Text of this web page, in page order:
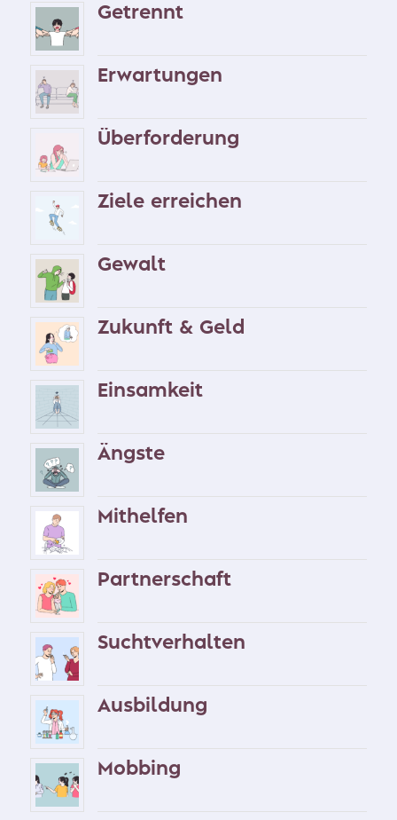
Getrennt
Erwartungen
Überforderung
Ziele erreichen
Gewalt
Zukunft & Geld
Einsamkeit
Ängste
Mithelfen
Partnerschaft
Suchtverhalten
Ausbildung
Mobbing